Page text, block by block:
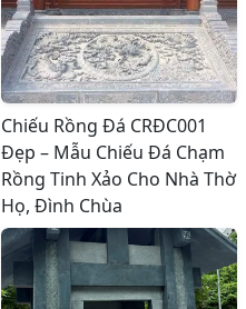
Chiếu Rồng Đá CRĐC001
Đẹp – Mẫu Chiếu Đá Chạm
Rồng Tinh Xảo Cho Nhà Thờ
Họ, Đình Chùa